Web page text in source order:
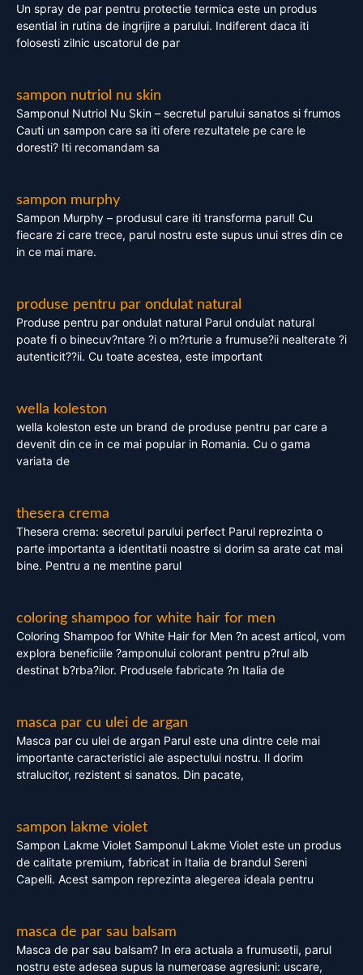
Un spray de par pentru protectie termica este un produs
esential in rutina de ingrijire a parului. Indiferent daca iti
folosesti zilnic uscatorul de par
sampon nutriol nu skin
Samponul Nutriol Nu Skin – secretul parului sanatos si frumos
Cauti un sampon care sa iti ofere rezultatele pe care le
doresti? Iti recomandam sa
sampon murphy
Sampon Murphy – produsul care iti transforma parul! Cu
fiecare zi care trece, parul nostru este supus unui stres din ce
in ce mai mare.
produse pentru par ondulat natural
Produse pentru par ondulat natural Parul ondulat natural
poate fi o binecuv?ntare ?i o m?rturie a frumuse?ii nealterate ?i
autenticit??ii. Cu toate acestea, este important
wella koleston
wella koleston este un brand de produse pentru par care a
devenit din ce in ce mai popular in Romania. Cu o gama
variata de
thesera crema
Thesera crema: secretul parului perfect Parul reprezinta o
parte importanta a identitatii noastre si dorim sa arate cat mai
bine. Pentru a ne mentine parul
coloring shampoo for white hair for men
Coloring Shampoo for White Hair for Men ?n acest articol, vom
explora beneficiile ?amponului colorant pentru p?rul alb
destinat b?rba?ilor. Produsele fabricate ?n Italia de
masca par cu ulei de argan
Masca par cu ulei de argan Parul este una dintre cele mai
importante caracteristici ale aspectului nostru. Il dorim
stralucitor, rezistent si sanatos. Din pacate,
sampon lakme violet
Sampon Lakme Violet Samponul Lakme Violet este un produs
de calitate premium, fabricat in Italia de brandul Sereni
Capelli. Acest sampon reprezinta alegerea ideala pentru
masca de par sau balsam
Masca de par sau balsam? In era actuala a frumusetii, parul
nostru este adesea supus la numeroase agresiuni: uscare,